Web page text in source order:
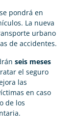
pondrá en
La nueva
urbano
de accidentes.
seis meses
el seguro
las
en caso
de los